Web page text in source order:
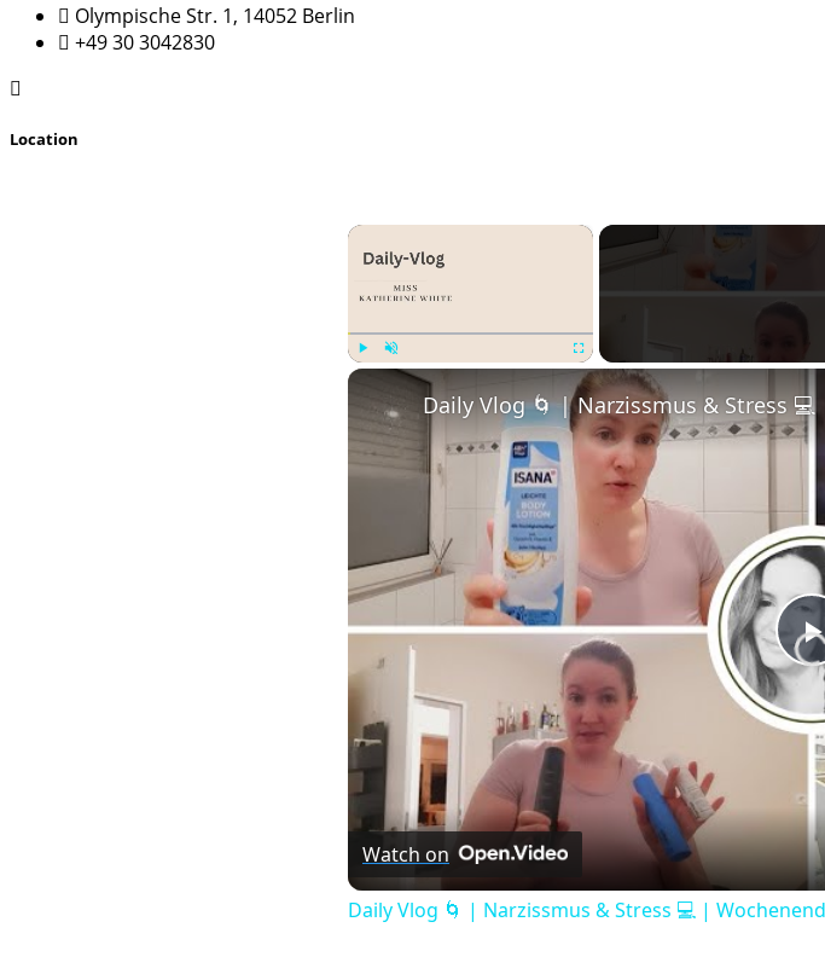
Olympische Str. 1, 14052 Berlin
+49 30 3042830
Location
×
Unmute Fullscreen
Watch on
Daily Vlog 🌀 | Narzissmus & Stress 💻 |